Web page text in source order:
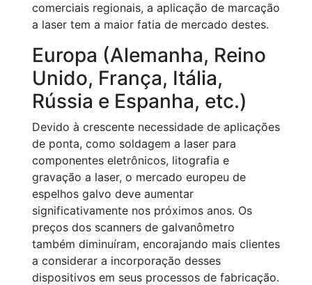
comerciais regionais, a aplicação de marcação
a laser tem a maior fatia de mercado destes.
Europa (Alemanha, Reino
Unido, França, Itália,
Rússia e Espanha, etc.)
Devido à crescente necessidade de aplicações
de ponta, como soldagem a laser para
componentes eletrônicos, litografia e
gravação a laser, o mercado europeu de
espelhos galvo deve aumentar
significativamente nos próximos anos. Os
preços dos scanners de galvanômetro
também diminuíram, encorajando mais clientes
a considerar a incorporação desses
dispositivos em seus processos de fabricação.